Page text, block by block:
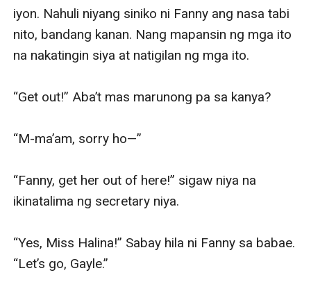
iyon. Nahuli niyang siniko ni Fanny ang nasa tabi
nito, bandang kanan. Nang mapansin ng mga ito
na nakatingin siya at natigilan ng mga ito.
“Get out!” Aba’t mas marunong pa sa kanya?
“M-ma’am, sorry ho—”
“Fanny, get her out of here!” sigaw niya na
ikinatalima ng secretary niya.
“Yes, Miss Halina!” Sabay hila ni Fanny sa babae.
“Let’s go, Gayle.”